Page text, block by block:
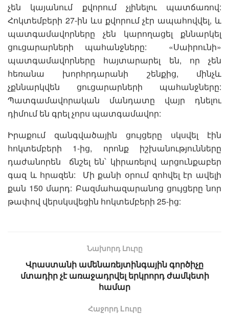
չեն կայանում քվորում չլինելու պատճառով:
Հոկտեմբերի 27-ին ևս քվորում չէր ապահովվել, և
պատգամավորները չեն կարողացել քննարկել
ցուցարարների պահանջները: «Սաիրունի»
պատգամավորները հայտարարել են, որ չեն
հեռանա խորհրդարանի շենքից, մինչև
չքննարկվեն ցուցարարների պահանջները:
Պատգամավորական մանդատը վայր դնելու
դիմում են գրել չորս պատգամավոր:
Իրաքում զանգվածային ցույցերը սկսվել էին
հոկտեմբերի 1-ից, որոնք իշխանությունները
դաժանորեն ճնշել են՝ կիրառելով արցունքաբեր
գազ և հրազեն: Մի քանի օրում զոհվել էր ավելի
քան 150 մարդ: Բազմահազարանոց ցույցերը նոր
թափով վերսկսվեցին հոկտեմբերի 25-ից:
Նախորդ Լուրը
Վրաստանի ամենառեյտինգային գործիչը
մտադիր չէ առաջադրվել երկրորդ ժամկետի
համար
Հաջորդ Lուրը